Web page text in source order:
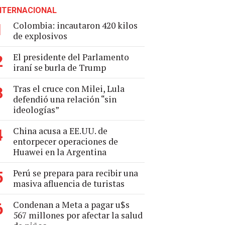
Colombia: incautaron 420 kilos
de explosivos
El presidente del Parlamento
iraní se burla de Trump
Tras el cruce con Milei, Lula
defendió una relación “sin
ideologías”
China acusa a EE.UU. de
entorpecer operaciones de
Huawei en la Argentina
Perú se prepara para recibir una
masiva afluencia de turistas
Condenan a Meta a pagar u$s
567 millones por afectar la salud